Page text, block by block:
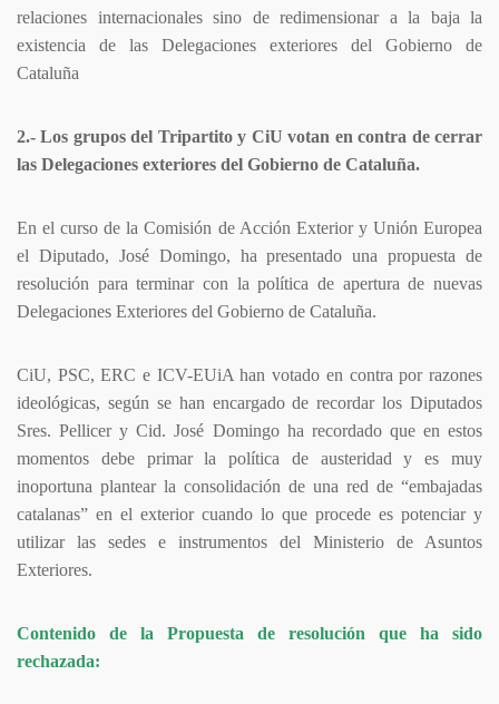
relaciones internacionales sino de redimensionar a la baja la
existencia de las Delegaciones exteriores del Gobierno de
Cataluña
2.- Los grupos del Tripartito y CiU votan en contra de cerrar
las Delegaciones exteriores del Gobierno de Cataluña.
En el curso de la Comisión de Acción Exterior y Unión Europea
el Diputado, José Domingo, ha presentado una propuesta de
resolución para terminar con la política de apertura de nuevas
Delegaciones Exteriores del Gobierno de Cataluña.
CiU, PSC, ERC e ICV-EUiA han votado en contra por razones
ideológicas, según se han encargado de recordar los Diputados
Sres. Pellicer y Cid. José Domingo ha recordado que en estos
momentos debe primar la política de austeridad y es muy
inoportuna plantear la consolidación de una red de “embajadas
catalanas” en el exterior cuando lo que procede es potenciar y
utilizar las sedes e instrumentos del Ministerio de Asuntos
Exteriores.
Contenido de la Propuesta de resolución que ha sido
rechazada: